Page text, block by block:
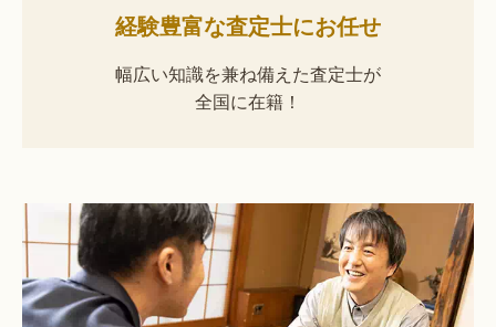
経験豊富な査定士にお任せ
幅広い知識を兼ね備えた査定士が
全国に在籍！